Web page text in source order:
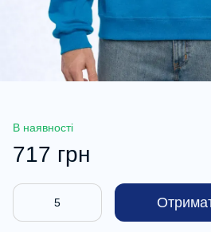
В наявності
717 грн